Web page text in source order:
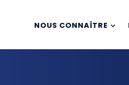
NOUS CONNAÎTRE